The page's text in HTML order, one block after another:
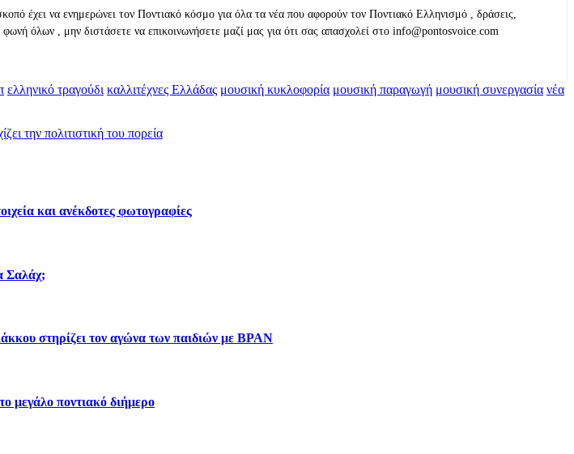
έχει να ενημερώνει τον Ποντιακό κόσμο για όλα τα νέα που αφορούν τον Ποντιακό Ελληνισμό , δράσεις,
όλων , μην διστάσετε να επικοινωνήσετε μαζί μας για ότι σας απασχολεί στο info@pontosvoice.com
ελληνικό τραγούδι καλλιτέχνες Ελλάδας μουσική κυκλοφορία μουσική παραγωγή μουσική συνεργασία νέα
την πολιτιστική του πορεία
και ανέκδοτες φωτογραφίες
Σαλάχ;
στηρίζει τον αγώνα των παιδιών με BPAN
μεγάλο ποντιακό διήμερο